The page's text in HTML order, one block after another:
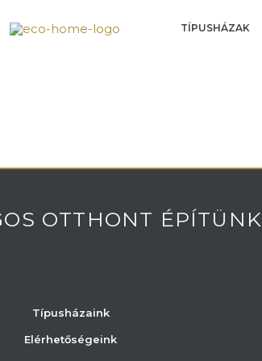
TÍPUSHÁZAK
OTTHONT ÉPÍTÜNK
Típusházaink
Elérhetőségeink